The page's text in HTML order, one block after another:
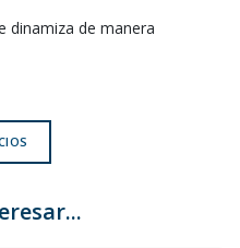
dinamiza de manera